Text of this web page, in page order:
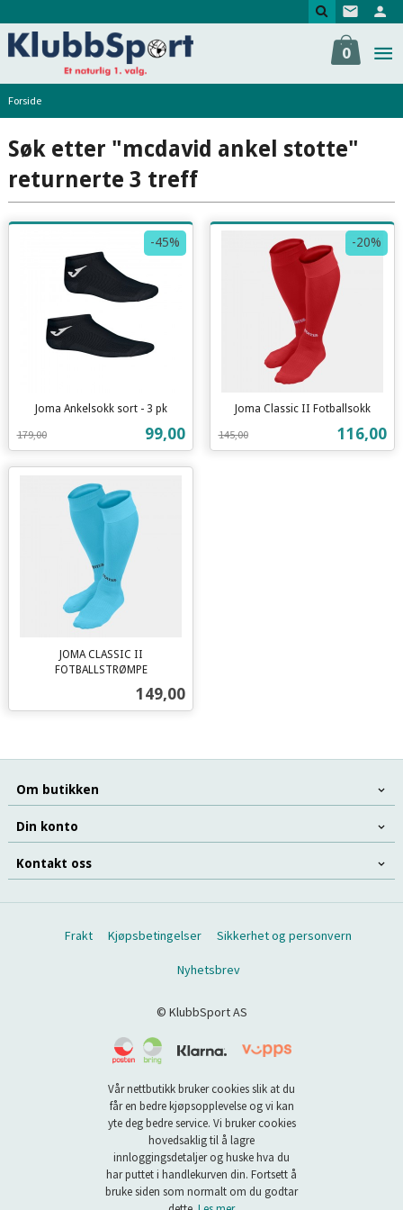
til
innholdet
0
Forside
Søk etter "mcdavid ankel stotte"
returnerte 3 treff
Joma Ankelsokk sort - 3 pk
Tilbud
99,00
179,00
-45%
mva.
Joma Classic II Fotballsokk
Tilbud
116,00
145,00
-20%
mva.
JOMA CLASSIC II
FOTBALLSTRØMPE
Pris
149,00
Om butikken
Din konto
Kontakt oss
Frakt Kjøpsbetingelser Sikkerhet og personvern
Nyhetsbrev
© KlubbSport AS
Vår nettbutikk bruker cookies slik at du
får en bedre kjøpsopplevelse og vi kan
yte deg bedre service. Vi bruker cookies
hovedsaklig til å lagre
innloggingsdetaljer og huske hva du
har puttet i handlekurven din. Fortsett å
bruke siden som normalt om du godtar